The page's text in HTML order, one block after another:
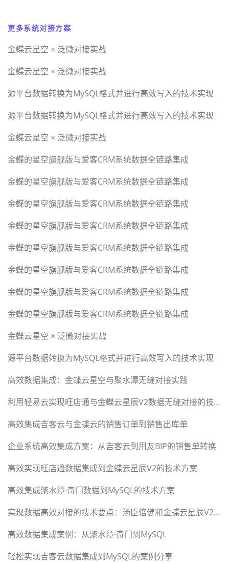
更多系统对接方案
金蝶云星空 × 泛微对接实战
金蝶云星空 × 泛微对接实战
源平台数据转换为MySQL格式并进行高效写入的技术实现
源平台数据转换为MySQL格式并进行高效写入的技术实现
金蝶云星空 × 泛微对接实战
金蝶的星空旗舰版与爱客CRM系统数据全链路集成
金蝶的星空旗舰版与爱客CRM系统数据全链路集成
金蝶的星空旗舰版与爱客CRM系统数据全链路集成
金蝶的星空旗舰版与爱客CRM系统数据全链路集成
金蝶的星空旗舰版与爱客CRM系统数据全链路集成
金蝶的星空旗舰版与爱客CRM系统数据全链路集成
金蝶的星空旗舰版与爱客CRM系统数据全链路集成
金蝶的星空旗舰版与爱客CRM系统数据全链路集成
金蝶云星空 × 泛微对接实战
源平台数据转换为MySQL格式并进行高效写入的技术实现
高效数据集成：金蝶云星空与聚水潭无缝对接实践
利用轻易云实现旺店通与金蝶云星辰V2数据无缝对接的技术分享
高效集成吉客云与金蝶云的销售订单到销售出库单
企业系统高效集成方案：从吉客云到用友BIP的销售单转换
高效实现旺店通数据集成到金蝶云星辰V2的技术方案
高效集成聚水潭·奇门数据到MySQL的技术方案
实现数据高效对接的技术要点：汤臣倍健和金蝶云星辰V2的案例分析
高效数据集成案例：从聚水潭·奇门到MySQL
轻松实现吉客云数据集成到MySQL的案例分享